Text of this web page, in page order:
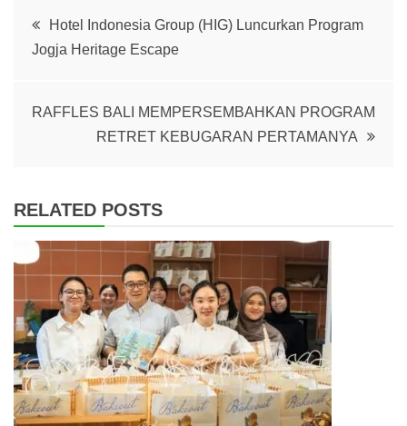
Post
navigation
Hotel Indonesia Group (HIG) Luncurkan Program
Jogja Heritage Escape
RAFFLES BALI MEMPERSEMBAHKAN PROGRAM
RETRET KEBUGARAN PERTAMANYA
RELATED POSTS